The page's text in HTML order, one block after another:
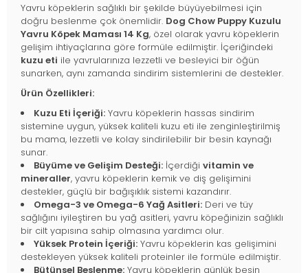
Yavru köpeklerin sağlıklı bir şekilde büyüyebilmesi için
doğru beslenme çok önemlidir. Dog Chow Puppy Kuzulu
Yavru Köpek Maması 14 Kg, özel olarak yavru köpeklerin
gelişim ihtiyaçlarına göre formüle edilmiştir. İçeriğindeki
kuzu eti ile yavrularınıza lezzetli ve besleyici bir öğün
sunarken, aynı zamanda sindirim sistemlerini de destekler.
Ürün Özellikleri:
Kuzu Eti İçeriği: Yavru köpeklerin hassas sindirim
sistemine uygun, yüksek kaliteli kuzu eti ile zenginleştirilmiş
bu mama, lezzetli ve kolay sindirilebilir bir besin kaynağı
sunar.
Büyüme ve Gelişim Desteği: İçerdiği vitamin ve
mineraller, yavru köpeklerin kemik ve diş gelişimini
destekler, güçlü bir bağışıklık sistemi kazandırır.
Omega-3 ve Omega-6 Yağ Asitleri: Deri ve tüy
sağlığını iyileştiren bu yağ asitleri, yavru köpeğinizin sağlıklı
bir cilt yapısına sahip olmasına yardımcı olur.
Yüksek Protein İçeriği: Yavru köpeklerin kas gelişimini
destekleyen yüksek kaliteli proteinler ile formüle edilmiştir.
Bütünsel Beslenme: Yavru köpeklerin günlük besin